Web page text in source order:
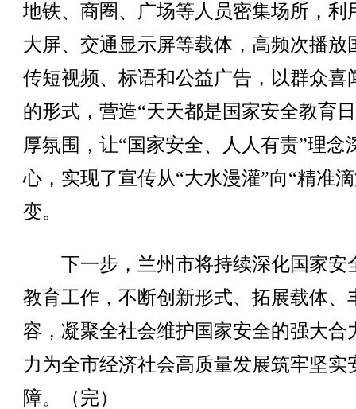
地铁、商圈、广场等人员密集场所，利
大屏、交通显示屏等载体，高频次播放
传短视频、标语和公益广告，以群众喜
的形式，营造“天天都是国家安全教育
厚氛围，让“国家安全、人人有责”理念
心，实现了宣传从“大水漫灌”向“精准
变。
下一步，兰州市将持续深化国家安
教育工作，不断创新形式、拓展载体、
容，凝聚全社会维护国家安全的强大合
力为全市经济社会高质量发展筑牢坚实
障。（完）